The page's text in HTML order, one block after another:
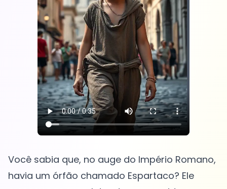
Você sabia que, no auge do Império Romano,
havia um órfão chamado Espartaco? Ele